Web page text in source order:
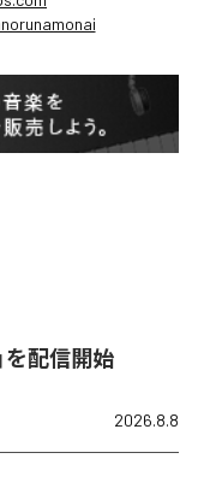
を配信開始
2026.8.8